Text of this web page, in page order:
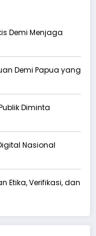
Demi Menjaga
Demi Papua yang
Diminta
Nasional
Etika, Verifikasi, dan